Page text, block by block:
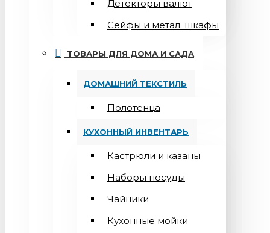
Детекторы валют
Сейфы и метал. шкафы
ТОВАРЫ ДЛЯ ДОМА И САДА
ДОМАШНИЙ ТЕКСТИЛЬ
Полотенца
КУХОННЫЙ ИНВЕНТАРЬ
Кастрюли и казаны
Наборы посуды
Чайники
Кухонные мойки